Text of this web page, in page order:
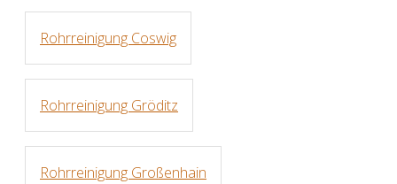
Rohrreinigung Coswig
Rohrreinigung Gröditz
Rohrreinigung Großenhain